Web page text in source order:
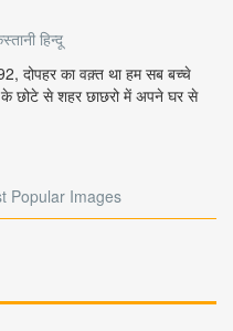
हिन्दू
दोपहर का वक़्त था हम सब बच्चे
छोटे से शहर छाछरो में अपने घर से
Popular Images